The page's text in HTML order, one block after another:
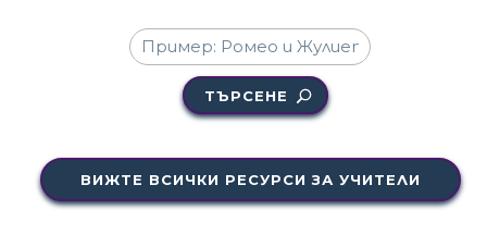
ТЪРСЕНЕ
ВИЖТЕ ВСИЧКИ РЕСУРСИ ЗА УЧИТЕЛИ